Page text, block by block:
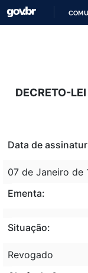
DECRETO-
Data de
07 de Janeiro de
Ementa:
Situação:
Revogado